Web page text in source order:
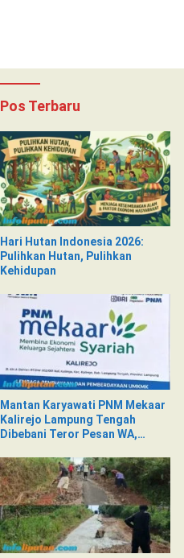
Pos Terbaru
Hari Hutan Indonesia 2026:
Pulihkan Hutan, Pulihkan
Kehidupan
Mantan Karyawati PNM Mekaar
Kalirejo Lampung Tengah
Dibebani Teror Pesan WA,